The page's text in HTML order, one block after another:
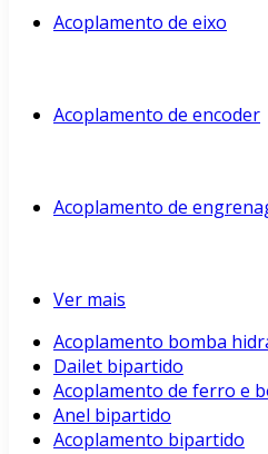
Acoplamento de eixo
Acoplamento de encoder
Acoplamento de
Ver mais
Acoplamento bomba
Dailet bipartido
Acoplamento de ferro e
Anel bipartido
Acoplamento bipartido